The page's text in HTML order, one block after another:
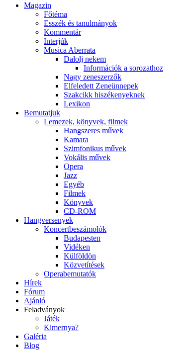
Magazin
Főtéma
Esszék és tanulmányok
Kommentár
Interjúk
Musica Aberrata
Dalolj nekem
Információk a sorozathoz
Nagy zeneszerzők
Elfeledett Zeneünnepek
Szakcikk hiszékenyeknek
Lexikon
Bemutatjuk
Lemezek, könyvek, filmek
Hangszeres művek
Kamara
Szimfonikus művek
Vokális művek
Opera
Jazz
Egyéb
Filmek
Könyvek
CD-ROM
Hangversenyek
Koncertbeszámolók
Budapesten
Vidéken
Külföldön
Közvetítések
Operabemutatók
Hírek
Fórum
Ajánló
Feladványok
Játék
Kimernya?
Galéria
Blog